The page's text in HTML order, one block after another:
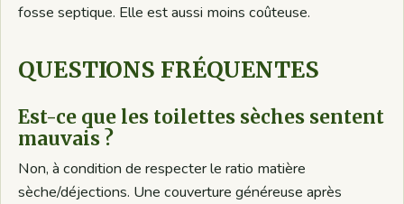
fosse septique. Elle est aussi moins coûteuse.
QUESTIONS FRÉQUENTES
Est-ce que les toilettes sèches sentent
mauvais ?
Non, à condition de respecter le ratio matière
sèche/déjections. Une couverture généreuse après